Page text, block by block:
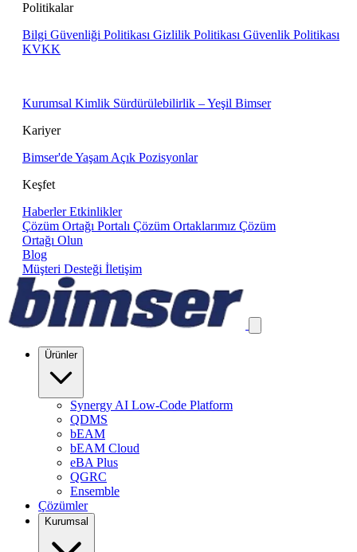
Politikalar
Bilgi Güvenliği Politikası Gizlilik Politikası Güvenlik Politikası
KVKK
Kurumsal Kimlik Sürdürülebilirlik – Yeşil Bimser
Kariyer
Bimser'de Yaşam Açık Pozisyonlar
Keşfet
Haberler Etkinlikler
Çözüm Ortağı Portalı Çözüm Ortaklarımız Çözüm
Ortağı Olun
Blog
Müşteri Desteği İletişim
Ürünler
Synergy AI Low-Code Platform
QDMS
bEAM
bEAM Cloud
eBA Plus
QGRC
Ensemble
Çözümler
Kurumsal